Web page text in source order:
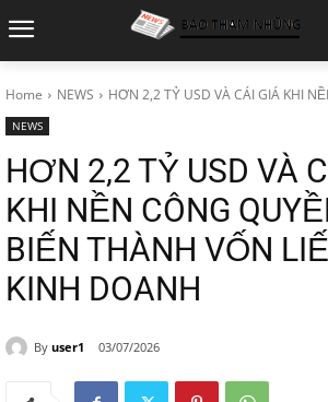
Home NEWS HƠN 2,2 TỶ USD VÀ CÁI GIÁ KHI
NEWS
HƠN 2,2 TỶ USD VÀ
KHI NỀN CÔNG
BIẾN THÀNH VỐN
KINH DOANH
By user1 03/07/2026